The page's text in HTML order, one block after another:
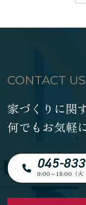
CONTACT US
家づくりに関
何でもお気軽
045-
9:00～18:00（火